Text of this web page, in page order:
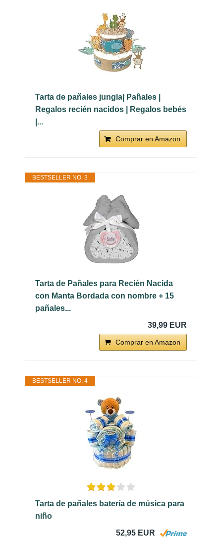
Tarta de pañales jungla| Pañales |
Regalos recién nacidos | Regalos bebés
|...
Comprar en Amazon
BESTSELLER NO. 3
Tarta de Pañales para Recién Nacida
con Manta Bordada con nombre + 15
pañales...
39,99 EUR
Comprar en Amazon
BESTSELLER NO. 4
Tarta de pañales batería de música para
niño
52,95 EUR